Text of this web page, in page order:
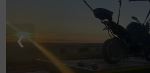
❮